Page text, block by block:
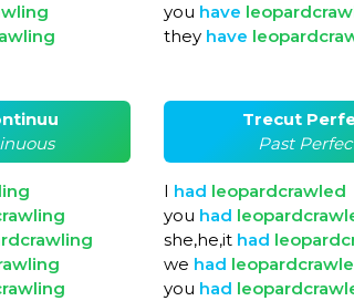
you have
they have
Trecut
Past
I had leopardcrawled
you had
she,he,it had
we had
you had